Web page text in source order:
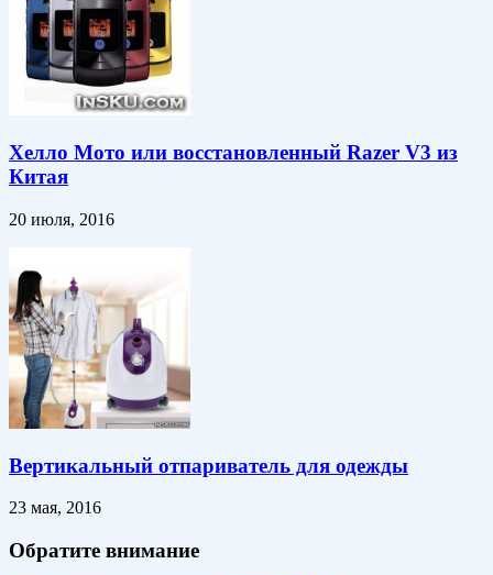
Хелло Мото или восстановленный Razer V3 из
Китая
20 июля, 2016
Вертикальный отпариватель для одежды
23 мая, 2016
Обратите внимание